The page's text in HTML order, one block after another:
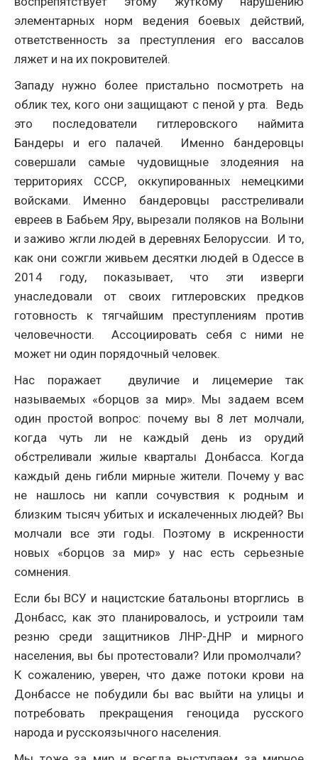
элементарных норм ведения боевых действий,
ответственность за преступления его вассалов
ляжет и на их покровителей.
Западу нужно более пристально посмотреть на
облик тех, кого они защищают с пеной у рта. Ведь
это последователи гитлеровского наймита
Бандеры и его палачей. Именно бандеровцы
совершали самые чудовищные злодеяния на
территориях СССР, оккупированных немецкими
войсками. Именно бандеровцы расстреливали
евреев в Бабьем Яру, вырезали поляков на Волыни
и заживо жгли людей в деревнях Белоруссии. И то,
как они сожгли живьем десятки людей в Одессе в
2014 году, показывает, что эти изверги
унаследовали от своих гитлеровских предков
готовность к тягчайшим преступлениям против
человечности. Ассоциировать себя с ними не
может ни один порядочный человек.
Нас поражает двуличие и лицемерие так
называемых «борцов за мир». Мы задаем всем
один простой вопрос: почему вы 8 лет молчали,
когда чуть ли не каждый день из орудий
обстреливали жилые кварталы Донбасса. Когда
каждый день гибли мирные жители. Почему у вас
не нашлось ни капли сочувствия к родным и
близким тысяч убитых и искалеченных людей? Вы
молчали все эти годы. Поэтому в искренности
новых «борцов за мир» у нас есть серьезные
сомнения.
Если бы ВСУ и нацистские батальоны вторглись в
Донбасс, как это планировалось, и устроили там
резню среди защитников ЛНР-ДНР и мирного
населения, вы бы протестовали? Или промолчали?
К сожалению, уверен, что даже потоки крови на
Донбассе не побудили бы вас выйти на улицы и
потребовать прекращения геноцида русского
народа и русскоязычного населения.